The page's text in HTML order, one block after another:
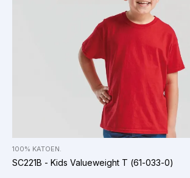
100% KATOEN.
SC221B - Kids Valueweight T (61-033-0)